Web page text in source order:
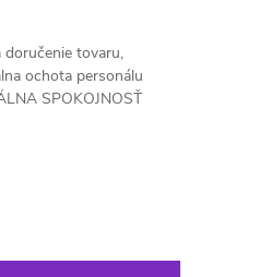
doručenie tovaru,
ochota personálu
SPOKOJNOSŤ